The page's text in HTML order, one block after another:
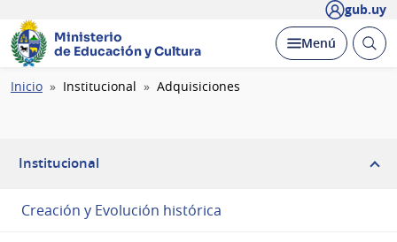
gub.uy
Ministerio
de Educación y Cultura
Desplegar
Menú Abrir
Ruta
Inicio Institucional Adquisiciones
Institucional
Creación y Evolución histórica